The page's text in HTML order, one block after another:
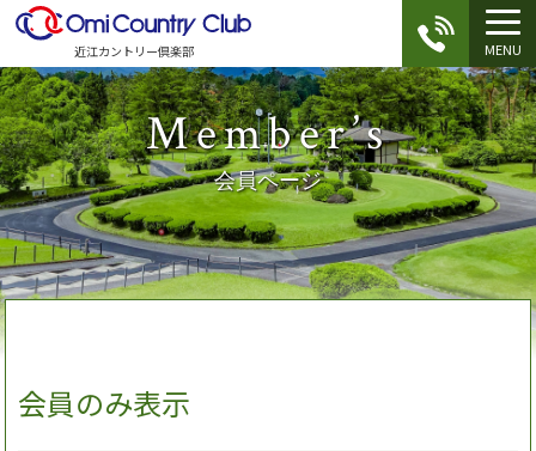
近江カントリー倶楽部 MENU
Member’s
会員ページ
会員のみ表示